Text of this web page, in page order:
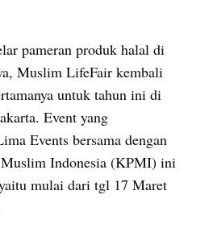
pameran produk halal di
Muslim LifeFair kembali
untuk tahun ini di
Event yang
Events bersama dengan
Muslim Indonesia (KPMI) ini
mulai dari tgl 17 Maret